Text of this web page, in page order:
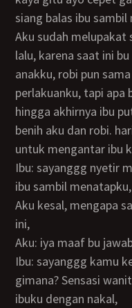
siang balas ibu
Aku sudah melupakat sakit hati delapan bulan yang
lalu, karena saat ini
anakku, robi pun
perlakuanku, tapi apa
hingga akhirnya ibu
benih aku dan robi.
untuk mengantar ibu
Ibu: sayanggg nyetir mobil nya pelan pelan dong ujar
ibu sambil menatapku,
Aku kesal, mengapa sampai sampai ibu hamil seperti
ini,
Aku: iya maaf bu
Ibu: sayanggg kamu kemarin main sama bu utari
gimana? Sensasi
ibuku dengan nakal,